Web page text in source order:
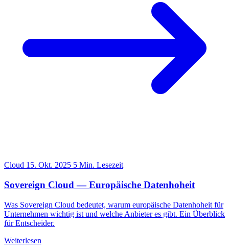
Cloud 15. Okt. 2025 5 Min. Lesezeit
Sovereign Cloud — Europäische Datenhoheit
Was Sovereign Cloud bedeutet, warum europäische Datenhoheit für
Unternehmen wichtig ist und welche Anbieter es gibt. Ein Überblick
für Entscheider.
Weiterlesen